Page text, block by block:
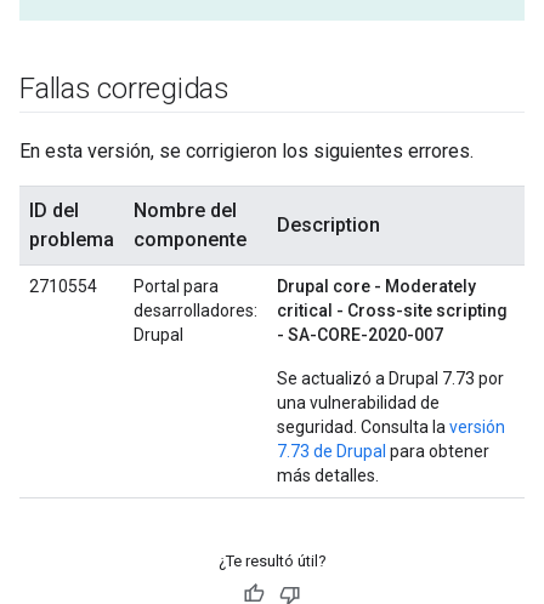
Fallas corregidas
En esta versión, se corrigieron los siguientes errores.
ID del
problema
Nombre del
componente
Description
2710554
Portal para
desarrolladores:
Drupal
Drupal core - Moderately
critical - Cross-site scripting
- SA-CORE-2020-007
Se actualizó a Drupal 7.73 por
una vulnerabilidad de
seguridad. Consulta la versión
7.73 de Drupal para obtener
más detalles.
¿Te resultó útil?